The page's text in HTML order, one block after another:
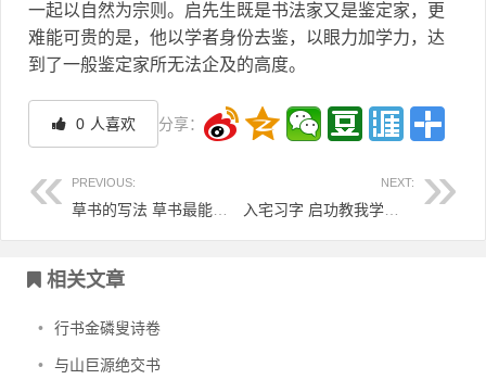
一起以自然为宗则。启先生既是书法家又是鉴定家，更
难能可贵的是，他以学者身份去鉴，以眼力加学力，达
到了一般鉴定家所无法企及的高度。
0 人喜欢 分享：
PREVIOUS: NEXT:
入宅习字 启功教我学书法
文章导航
相关文章
• 行书金磷叟诗卷
• 与山巨源绝交书